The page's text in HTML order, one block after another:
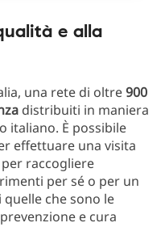
e alla
una rete di oltre900
distribuiti in maniera
italiano. È possibile
effettuare una visita
raccogliere
per sé o per un
che sono le
e cura